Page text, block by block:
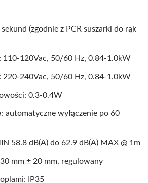
(zgodnie z PCR suszarki do rąk
110-120Vac, 50/60 Hz, 0.84-1.0kW
220-240Vac, 50/60 Hz, 0.84-1.0kW
0.3-0.4W
automatyczne wyłączenie po 60
58.8 dB(A) do 62.9 dB(A) MAX @ 1m
mm ± 20 mm, regulowany
IP35